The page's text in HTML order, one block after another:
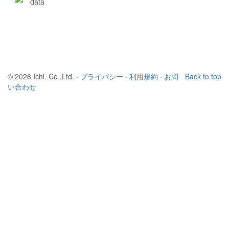
Back to top
© 2026 Ichi, Co.,Ltd. · プライバシー · 利用規約 · お問
い合わせ